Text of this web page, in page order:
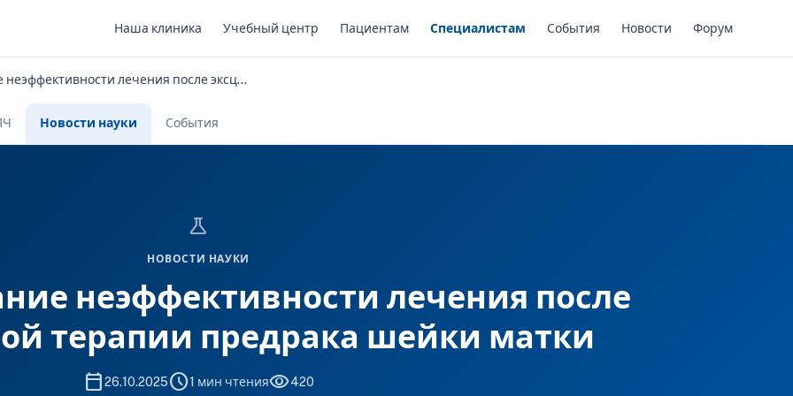
Наша клиника Учебный центр Пациентам Специалистам События Новости Форум
Прогнозирование неэффективности лечения после эксцизионной терапии предрака шейки матки
Новости науки События
science
НОВОСТИ НАУКИ
неэффективности лечения после
терапии предрака шейки матки
calendar_today26.10.2025schedule1 мин чтенияvisibility420